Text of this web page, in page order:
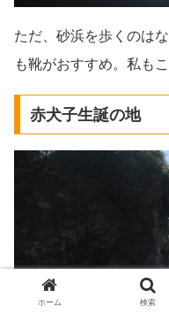
ただ、砂浜を歩くのは
も靴がおすすめ。私も
赤犬子生誕の地
ホーム 検索